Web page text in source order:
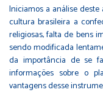
Iniciamos a análise
cultura brasileira a
religiosas, falta de bens
sendo modificada
da importância de se
informações sobre o
vantagens desse